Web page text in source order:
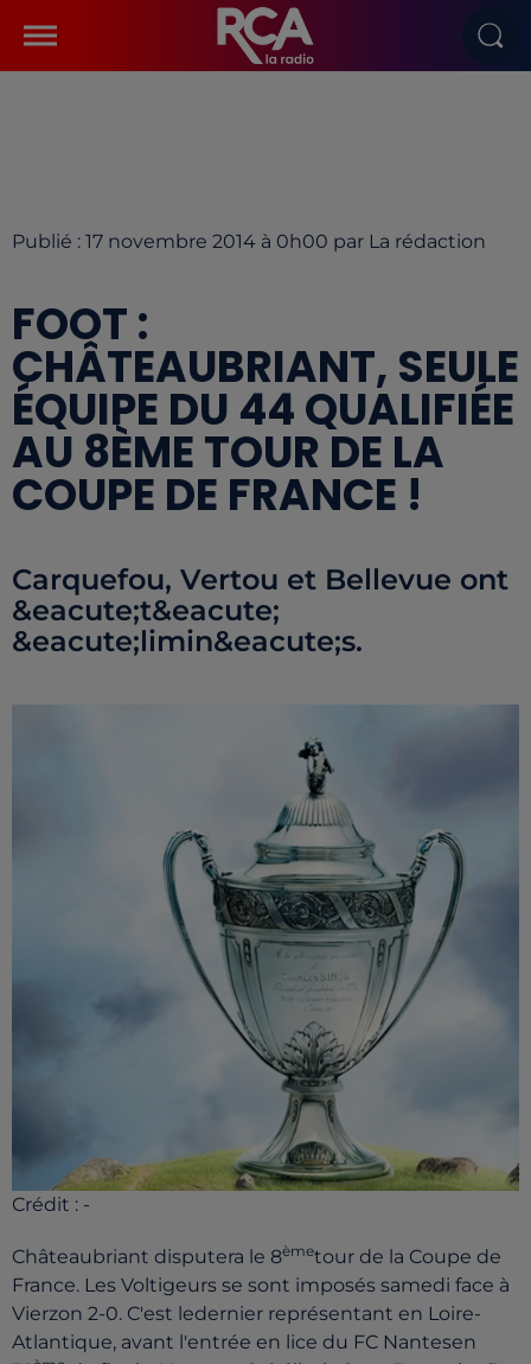
Publié : 17 novembre 2014 à 0h00 par La rédaction
FOOT :
CHÂTEAUBRIANT, SEULE
ÉQUIPE DU 44 QUALIFIÉE
AU 8ÈME TOUR DE LA
COUPE DE FRANCE !
Carquefou, Vertou et Bellevue ont
&eacute;t&eacute;
&eacute;limin&eacute;s.
Crédit : -
Châteaubriant disputera le 8èmetour de la Coupe de
France. Les Voltigeurs se sont imposés samedi face à
Vierzon 2-0. C'est ledernier représentant en Loire-
Atlantique, avant l'entrée en lice du FC Nantesen